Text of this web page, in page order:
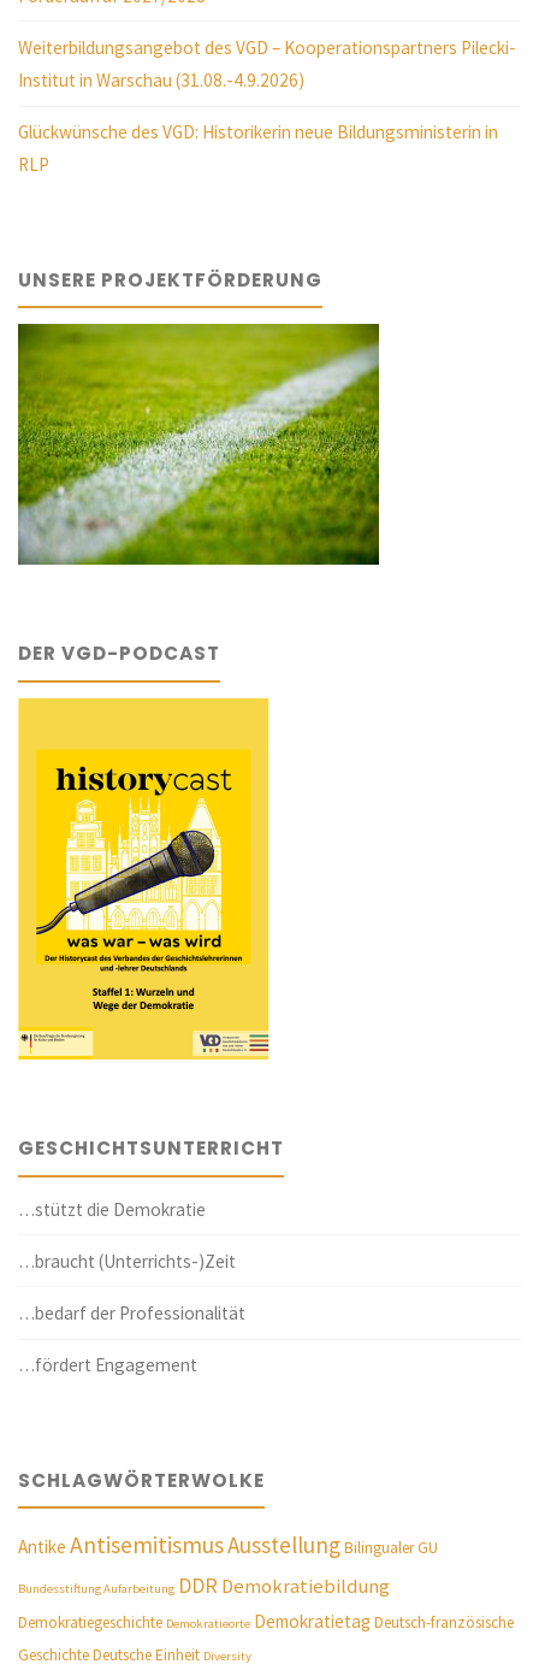
Weiterbildungsangebot des VGD – Kooperationspartners Pilecki-
Institut in Warschau (31.08.-4.9.2026)
Glückwünsche des VGD: Historikerin neue Bildungsministerin in
RLP
UNSERE PROJEKTFÖRDERUNG
DER VGD-PODCAST
GESCHICHTSUNTERRICHT
…stützt die Demokratie
…braucht (Unterrichts-)Zeit
…bedarf der Professionalität
…fördert Engagement
SCHLAGWÖRTERWOLKE
Antike AntisemitismusAusstellungBilingualer GU
Bundesstiftung Aufarbeitung DDR Demokratiebildung
Demokratiegeschichte Demokratieorte Demokratietag Deutsch-französische
GeschichteDeutsche Einheit Diversity